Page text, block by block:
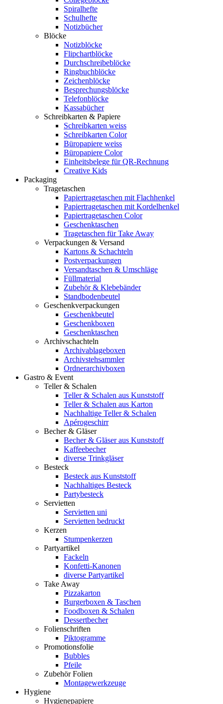
Spiralhefte
Schulhefte
Notizbücher
Blöcke
Notizblöcke
Flipchartblöcke
Durchschreibeblöcke
Ringbuchblöcke
Zeichenblöcke
Besprechungsblöcke
Telefonblöcke
Kassabücher
Schreibkarten & Papiere
Schreibkarten weiss
Schreibkarten Color
Büropapiere weiss
Büropapiere Color
Einheitsbelege für QR-Rechnung
Creative Kids
Packaging
Tragetaschen
Papiertragetaschen mit Flachhenkel
Papiertragetaschen mit Kordelhenkel
Papiertragetaschen Color
Geschenktaschen
Tragetaschen für Take Away
Verpackungen & Versand
Kartons & Schachteln
Postverpackungen
Versandtaschen & Umschläge
Füllmaterial
Zubehör & Klebebänder
Standbodenbeutel
Geschenkverpackungen
Geschenkbeutel
Geschenkboxen
Geschenktaschen
Archivschachteln
Archivablageboxen
Archivstehsammler
Ordnerarchivboxen
Gastro & Event
Teller & Schalen
Teller & Schalen aus Kunststoff
Teller & Schalen aus Karton
Nachhaltige Teller & Schalen
Apérogeschirr
Becher & Gläser
Becher & Gläser aus Kunststoff
Kaffeebecher
diverse Trinkgläser
Besteck
Besteck aus Kunststoff
Nachhaltiges Besteck
Partybesteck
Servietten
Servietten uni
Servietten bedruckt
Kerzen
Stumpenkerzen
Partyartikel
Fackeln
Konfetti-Kanonen
diverse Partyartikel
Take Away
Pizzakarton
Burgerboxen & Taschen
Foodboxen & Schalen
Dessertbecher
Folienschriften
Piktogramme
Promotionsfolie
Bubbles
Pfeile
Zubehör Folien
Montagewerkzeuge
Hygiene
Hygienepapiere